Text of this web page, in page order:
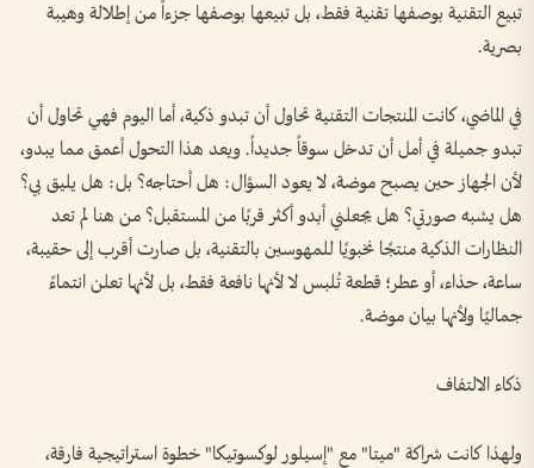
تبيع التقنية بوصفها تقنية فقط، بل تبيعها بوصفها جزءاً من إطلالة وهيبة
بصرية.
في الماضي، كانت المنتجات التقنية تحاول أن تبدو ذكية، أما اليوم فهي تحاول أن
تبدو جميلة في أمل أن تدخل سوقاً جديداً. ويعد هذا التحول أعمق مما يبدو،
لأن الجهاز حين يصبح موضة، لا يعود السؤال: هل أحتاجه؟ بل: هل يليق بي؟
هل يشبه صورتي؟ هل يجعلني أبدو أكثر قربًا من المستقبل؟ من هنا لم تعد
النظارات الذكية منتجًا نخبويًا للمهوسين بالتقنية، بل صارت أقرب إلى حقيبة،
ساعة، حذاء، أو عطر؛ قطعة تُلبس لا لأنها نافعة فقط، بل لأنها تعلن انتماءً
جماليًا ولأنها بيان موضة.
ذكاء الالتفاف
ولهذا كانت شراكة "ميتا" مع "إسيلور لوكسوتيكا" خطوة استراتيجية فارقة،